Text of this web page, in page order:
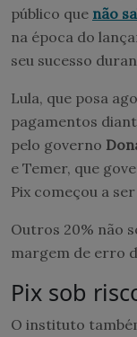
público que não
na época do
seu sucesso
Lula, que posa
pagamentos
pelo governo
e Temer, que
Pix começou a
Outros 20% não
margem de erro
Pix sob
O instituto